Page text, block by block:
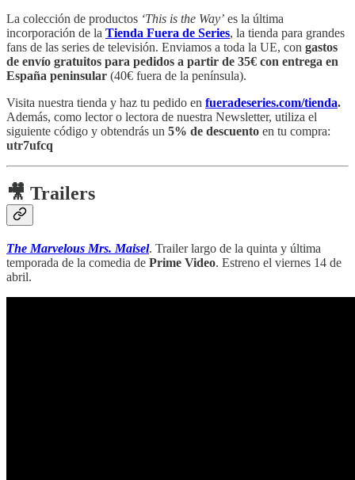
La colección de productos ‘This is the Way’ es la última
incorporación de la Tienda Fuera de Series, la tienda para grandes
fans de las series de televisión. Enviamos a toda la UE, con gastos
de envío gratuitos para pedidos a partir de 35€ con entrega en
España peninsular (40€ fuera de la península).
Visita nuestra tienda y haz tu pedido en fueradeseries.com/tienda.
Además, como lector o lectora de nuestra Newsletter, utiliza el
siguiente código y obtendrás un 5% de descuento en tu compra:
utr7ufcq
🎥 Trailers
The Marvelous Mrs. Maisel. Trailer largo de la quinta y última
temporada de la comedia de Prime Video. Estreno el viernes 14 de
abril.